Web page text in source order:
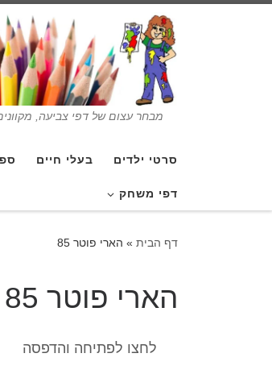
מבחר עצום של דפי צביעה,
סרטי ילדים בעלי חיים
דפי משחק
דף הבית » הארי פוטר 85
הארי פוטר 85
לחצו לפתיחה והדפסה